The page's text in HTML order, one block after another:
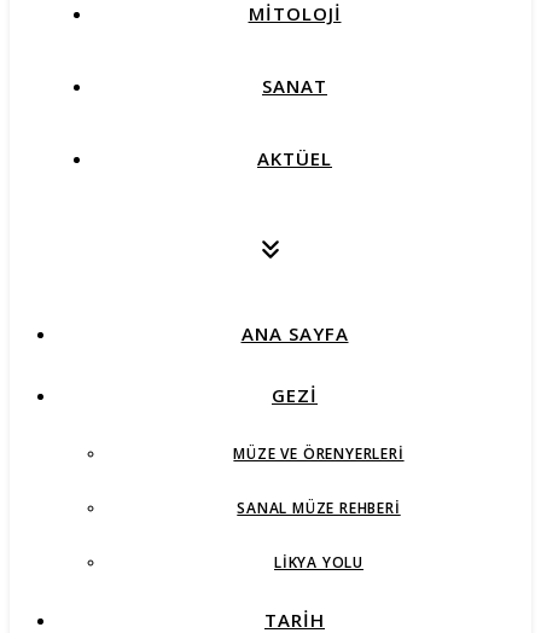
MİTOLOJİ
SANAT
AKTÜEL
ANA SAYFA
GEZİ
MÜZE VE ÖRENYERLERI
SANAL MÜZE REHBERI
LIKYA YOLU
TARİH